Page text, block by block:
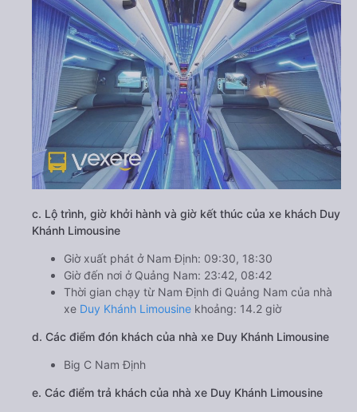
c. Lộ trình, giờ khởi hành và giờ kết thúc của xe khách Duy
Khánh Limousine
Giờ xuất phát ở Nam Định: 09:30, 18:30
Giờ đến nơi ở Quảng Nam: 23:42, 08:42
Thời gian chạy từ Nam Định đi Quảng Nam của nhà
xe Duy Khánh Limousine khoảng: 14.2 giờ
d. Các điểm đón khách của nhà xe Duy Khánh Limousine
Big C Nam Định
e. Các điểm trả khách của nhà xe Duy Khánh Limousine